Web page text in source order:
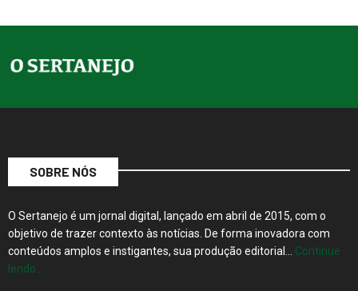
SOBRE NÓS
O Sertanejo é um jornal digital, lançado em abril de 2015, com o
objetivo de trazer contexto às notícias. De forma inovadora com
conteúdos amplos e instigantes, sua produção editorial… Continue
lendo…